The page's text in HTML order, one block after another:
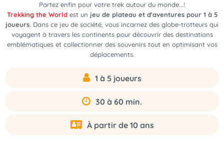
Partez enfin pour votre trek autour du monde...!
Trekking the Worldest un jeu de plateau et d'aventures pour 1 à 5
joueurs. Dans ce jeu de société, vous incarnez des globe-trotteurs qui
voyagent à travers les continents pour découvrir des destinations
emblématiques et collectionner des souvenirs tout en optimisant vos
déplacements.
1 à 5 joueurs
30 à 60 min.
À partir de 10 ans